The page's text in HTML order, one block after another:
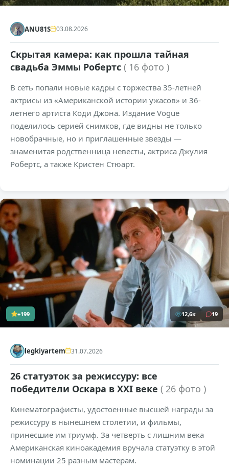
ANU81S 03.08.2026
Скрытая камера: как прошла тайная
свадьба Эммы Робертс ( 16 фото )
В сеть попали новые кадры с торжества 35-летней
актрисы из «Американской истории ужасов» и 36-
летнего артиста Коди Джона. Издание Vogue
поделилось серией снимков, где видны не только
новобрачные, но и приглашенные звезды —
знаменитая родственница невесты, актриса Джулия
Робертс, а также Кристен Стюарт.
+199 12,6к 19
legkiyartem 31.07.2026
26 статуэток за режиссуру: все
победители Оскара в XXI веке ( 26 фото )
Кинематографисты, удостоенные высшей награды за
режиссуру в нынешнем столетии, и фильмы,
принесшие им триумф. За четверть с лишним века
Американская киноакадемия вручала статуэтку в этой
номинации 25 разным мастерам.